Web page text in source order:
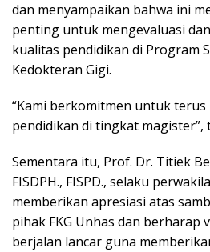
dan menyampaikan bahwa ini
penting untuk mengevaluasi
kualitas pendidikan di Program
Kedokteran Gigi.
“Kami berkomitmen untuk
pendidikan di tingkat magister”,
Sementara itu, Prof. Dr. Titiek
FISDPH., FISPD., selaku
memberikan apresiasi atas
pihak FKG Unhas dan berharap
berjalan lancar guna